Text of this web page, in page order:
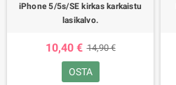
iPhone 5/5s/SE kirkas karkaistu
lasikalvo.
10,40 € 14,90 €
OSTA